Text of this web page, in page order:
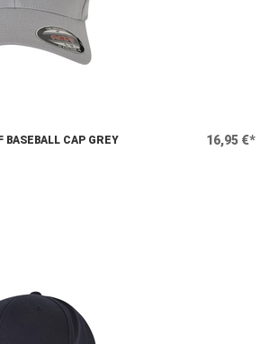
BASEBALL CAP GREY 16,95 €*